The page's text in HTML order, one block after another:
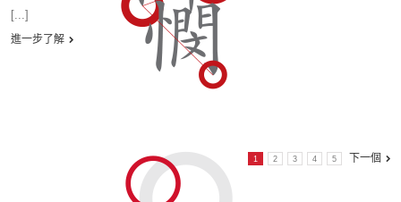
[...]
進一步了解
1 2 3 4 5 下一個